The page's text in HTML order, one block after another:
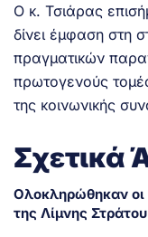
Ο κ. Τσιάρας
δίνει έμφαση στη
πραγματικών
πρωτογενούς
της κοινωνικής
Σχετικά
Ολοκληρώθηκαν οι
της Λίμνης Στράτου